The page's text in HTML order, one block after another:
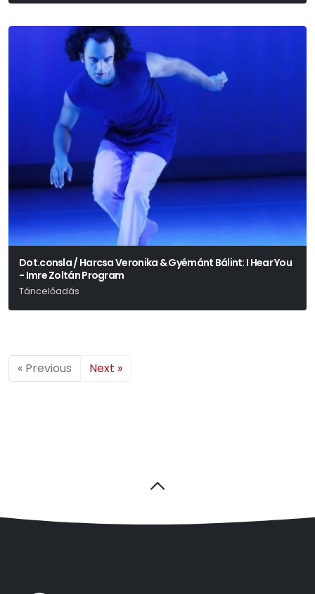
Dot.consla / Harcsa Veronika & Gyémánt Bálint: I Hear You
- Imre Zoltán Program
Táncelőadás
« Previous Next »